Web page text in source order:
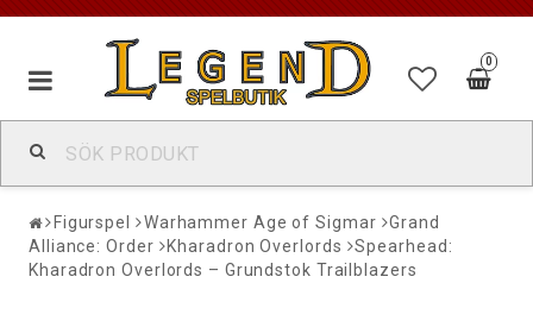
0
Figurspel Warhammer Age of Sigmar
Grand
Alliance: Order
Kharadron Overlords
Spearhead:
Kharadron Overlords – Grundstok Trailblazers